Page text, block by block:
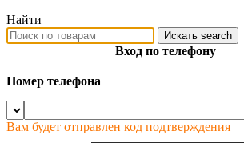
Найти
Искать search
Вход по телефону
Номер телефона
Вам будет отправлен код подтверждения